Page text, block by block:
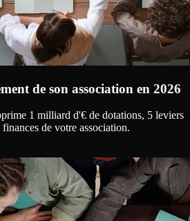
de son association en 2026
1 milliard d'€ de dotations, 5 leviers
de votre association.